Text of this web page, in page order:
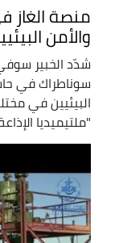
منصة الغاز
والأمن البيئيين
شدّد الخبير سوفي
سوناطراك في
البيئيين في
"ملتيميديا الإذاعة